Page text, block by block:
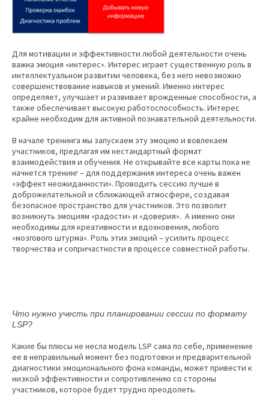
Для мотивации и эффективности любой деятельности очень
важна эмоция «интерес». Интерес играет существенную роль в
интеллектуальном развитии человека, без него невозможно
совершенствование навыков и умений. Именно интерес
определяет, улучшает и развивает врожденные способности, а
также обеспечивает высокую работоспособность. Интерес
крайне необходим для активной познавательной деятельности.
В начале тренинга мы запускаем эту эмоцию и вовлекаем
участников, предлагая им нестандартный формат
взаимодействия и обучения. Не открывайте все карты пока не
начнется тренинг – для поддержания интереса очень важен
«эффект неожиданности». Проводить сессию лучше в
доброжелательной и сближающей атмосфере, создавая
безопасное пространство для участников. Это позволит
возникнуть эмоциям «радости» и «доверия». А именно они
необходимы для креативности и вдохновения, любого
«мозгового штурма». Роль этих эмоций – усилить процесс
творчества и сопричастности в процессе совместной работы.
Что нужно учесть при планировании сессии по формату
LSP?
Какие бы плюсы не несла модель LSP сама по себе, применение
ее в неправильный момент без подготовки и предварительной
диагностики эмоционального фона команды, может привести к
низкой эффективности и сопротивлению со стороны
участников, которое будет трудно преодолеть.